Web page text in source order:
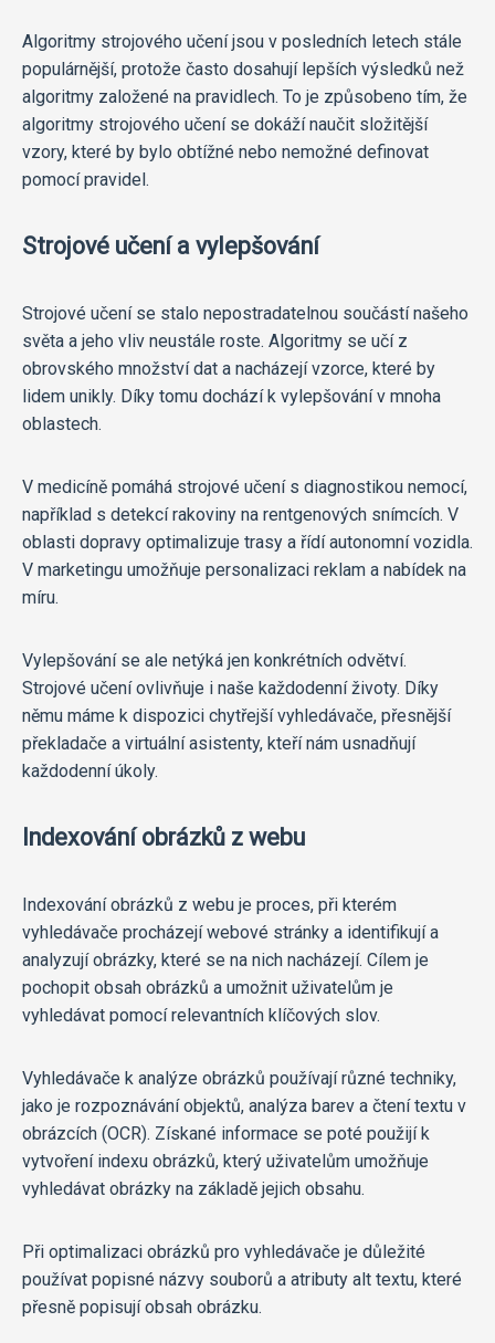
Algoritmy strojového učení jsou v posledních letech stále
populárnější, protože často dosahují lepších výsledků než
algoritmy založené na pravidlech. To je způsobeno tím, že
algoritmy strojového učení se dokáží naučit složitější
vzory, které by bylo obtížné nebo nemožné definovat
pomocí pravidel.
Strojové učení a vylepšování
Strojové učení se stalo nepostradatelnou součástí našeho
světa a jeho vliv neustále roste. Algoritmy se učí z
obrovského množství dat a nacházejí vzorce, které by
lidem unikly. Díky tomu dochází k vylepšování v mnoha
oblastech.
V medicíně pomáhá strojové učení s diagnostikou nemocí,
například s detekcí rakoviny na rentgenových snímcích. V
oblasti dopravy optimalizuje trasy a řídí autonomní vozidla.
V marketingu umožňuje personalizaci reklam a nabídek na
míru.
Vylepšování se ale netýká jen konkrétních odvětví.
Strojové učení ovlivňuje i naše každodenní životy. Díky
němu máme k dispozici chytřejší vyhledávače, přesnější
překladače a virtuální asistenty, kteří nám usnadňují
každodenní úkoly.
Indexování obrázků z webu
Indexování obrázků z webu je proces, při kterém
vyhledávače procházejí webové stránky a identifikují a
analyzují obrázky, které se na nich nacházejí. Cílem je
pochopit obsah obrázků a umožnit uživatelům je
vyhledávat pomocí relevantních klíčových slov.
Vyhledávače k analýze obrázků používají různé techniky,
jako je rozpoznávání objektů, analýza barev a čtení textu v
obrázcích (OCR). Získané informace se poté použijí k
vytvoření indexu obrázků, který uživatelům umožňuje
vyhledávat obrázky na základě jejich obsahu.
Při optimalizaci obrázků pro vyhledávače je důležité
používat popisné názvy souborů a atributy alt textu, které
přesně popisují obsah obrázku.